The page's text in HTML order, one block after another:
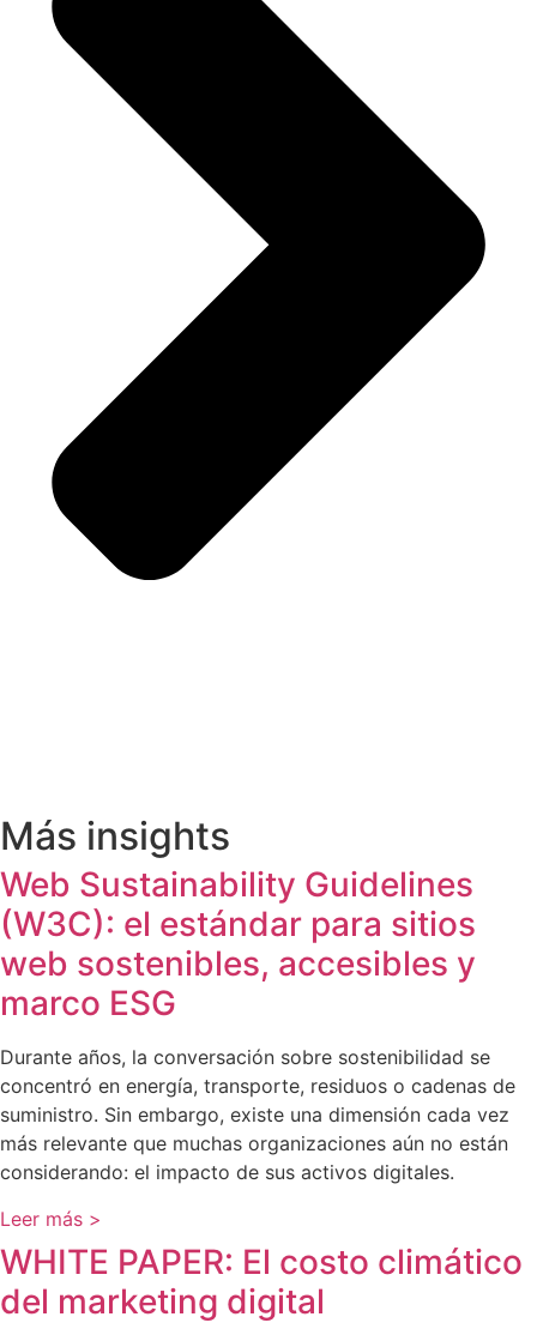
Más insights
Web Sustainability Guidelines
(W3C): el estándar para sitios
web sostenibles, accesibles y
marco ESG
Durante años, la conversación sobre sostenibilidad se
concentró en energía, transporte, residuos o cadenas de
suministro. Sin embargo, existe una dimensión cada vez
más relevante que muchas organizaciones aún no están
considerando: el impacto de sus activos digitales.
Leer más >
WHITE PAPER: El costo climático
del marketing digital